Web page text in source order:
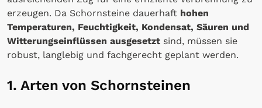
erzeugen. Da Schornsteine dauerhaft hohen
Temperaturen, Feuchtigkeit, Kondensat, Säuren und
Witterungseinflüssen ausgesetzt sind, müssen sie
robust, langlebig und fachgerecht geplant werden.
1. Arten von Schornsteinen